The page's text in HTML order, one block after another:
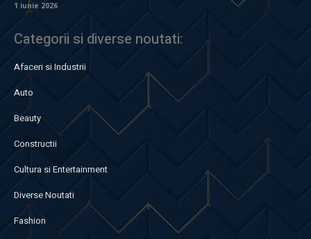
1 iunie 2026
Categorii si diverse noutati:
Afaceri si Industrii
Auto
Beauty
Constructii
Cultura si Entertainment
Diverse Noutati
Fashion